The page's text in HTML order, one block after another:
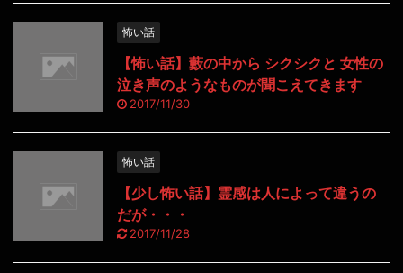
怖い話
【怖い話】藪の中から シクシクと 女性の
泣き声のようなものが聞こえてきます
2017/11/30
怖い話
【少し怖い話】霊感は人によって違うの
だが・・・
2017/11/28